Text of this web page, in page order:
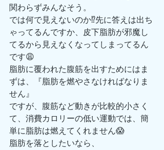
関わらずみんなそう。
では何で見えないのか⁉️先に答えは出ち
ゃってるんですか、皮下脂肪が邪魔し
てるから見えなくなってしまってるん
です😩
脂肪に覆われた腹筋を出すためにはま
ずは、『脂肪を燃やさなければなりま
せん』
ですが、腹筋など動きが比較的小さく
て、消費カロリーの低い運動では、簡
単に脂肪は燃えてくれません😱
脂肪を落としたいなら、